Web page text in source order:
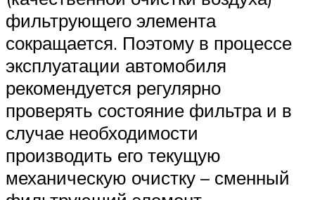
фильтрующего элемента
сокращается. Поэтому в процессе
эксплуатации автомобиля
рекомендуется регулярно
проверять состояние фильтра и в
случае необходимости
производить его текущую
механическую очистку – сменный